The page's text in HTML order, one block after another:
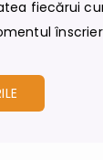
fiecărui